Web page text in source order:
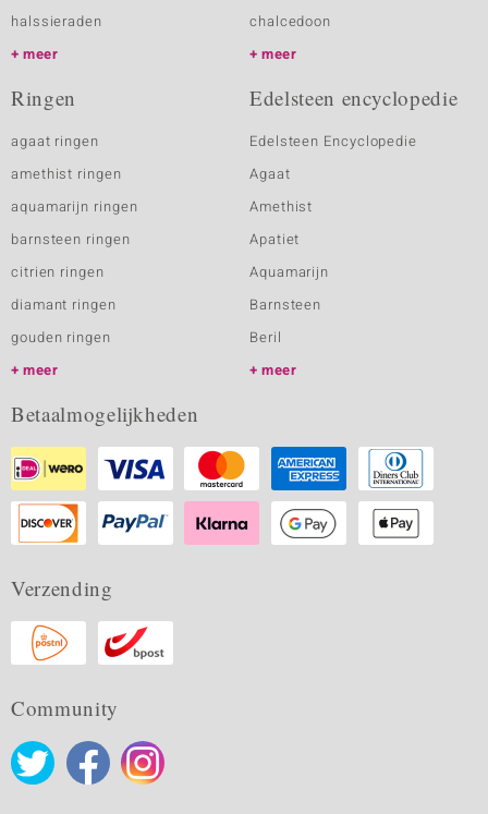
halssieraden
meer
chalcedoon
meer
Ringen
agaat ringen
amethist ringen
aquamarijn ringen
barnsteen ringen
citrien ringen
diamant ringen
gouden ringen
meer
Edelsteen encyclopedie
Edelsteen Encyclopedie
Agaat
Amethist
Apatiet
Aquamarijn
Barnsteen
Beril
meer
Betaalmogelijkheden
Verzending
Community